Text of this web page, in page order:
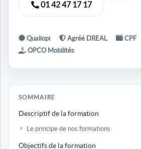
01 42 47 17 17
Qualiopi Agréé DREAL CPF
OPCO Mobilités
SOMMAIRE
Descriptif de la formation
Le principe de nos formations
Objectifs de la formation